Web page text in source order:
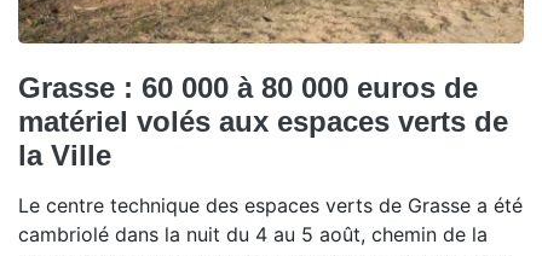
Grasse : 60 000 à 80 000 euros de
matériel volés aux espaces verts de
la Ville
Le centre technique des espaces verts de Grasse a été
cambriolé dans la nuit du 4 au 5 août, chemin de la